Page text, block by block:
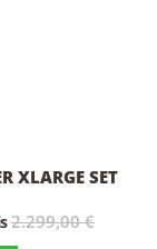
XLARGE SET
2.299,00 €